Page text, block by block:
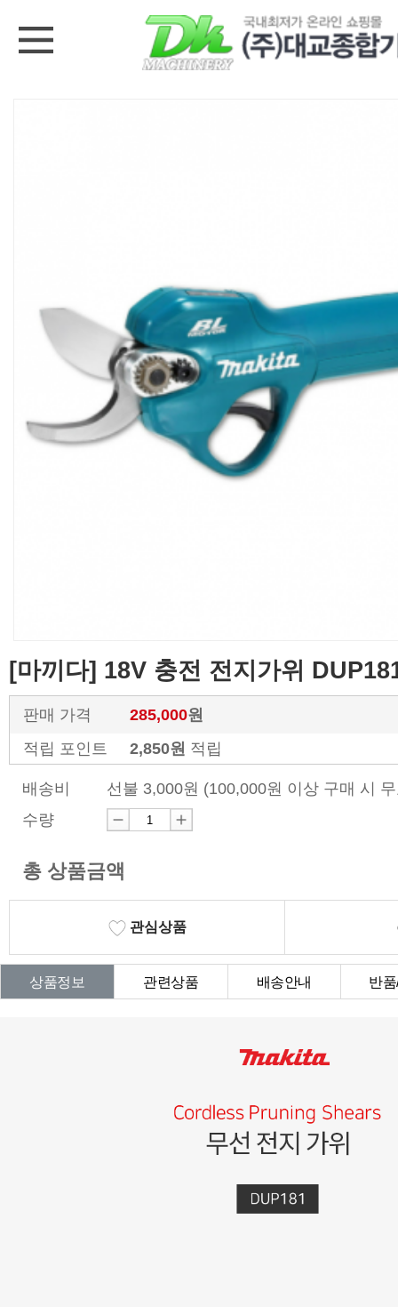
[마끼다] 18V 충전 전지가위
판매 가격 285,000원
적립 포인트
2,850원 적립
배송비
선불 3,000원 (100,000원 이상 구매 시
수량
총 상품금액
관심상품
상품정보 관련상품 배송안내 반